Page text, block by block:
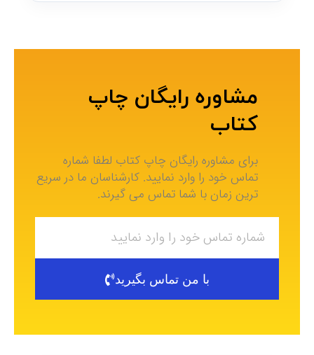
مشاوره رایگان چاپ
کتاب
برای مشاوره رایگان چاپ کتاب لطفا شماره
تماس خود را وارد نمایید. کارشناسان ما در سریع
ترین زمان با شما تماس می گیرند.
با من تماس بگیرید